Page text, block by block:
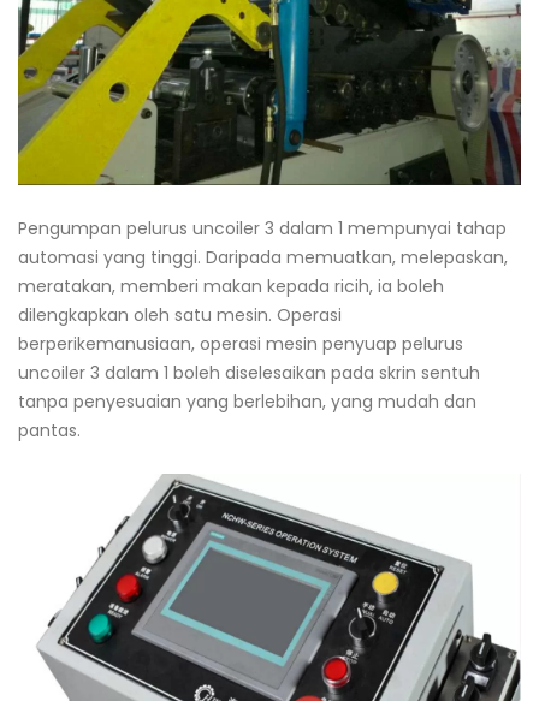
Pengumpan pelurus uncoiler 3 dalam 1 mempunyai tahap
automasi yang tinggi. Daripada memuatkan, melepaskan,
meratakan, memberi makan kepada ricih, ia boleh
dilengkapkan oleh satu mesin. Operasi
berperikemanusiaan, operasi mesin penyuap pelurus
uncoiler 3 dalam 1 boleh diselesaikan pada skrin sentuh
tanpa penyesuaian yang berlebihan, yang mudah dan
pantas.